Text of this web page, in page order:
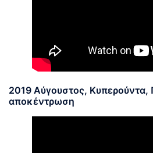
2019 Αύγουστος, Κυπερούντα,
αποκέντρωση